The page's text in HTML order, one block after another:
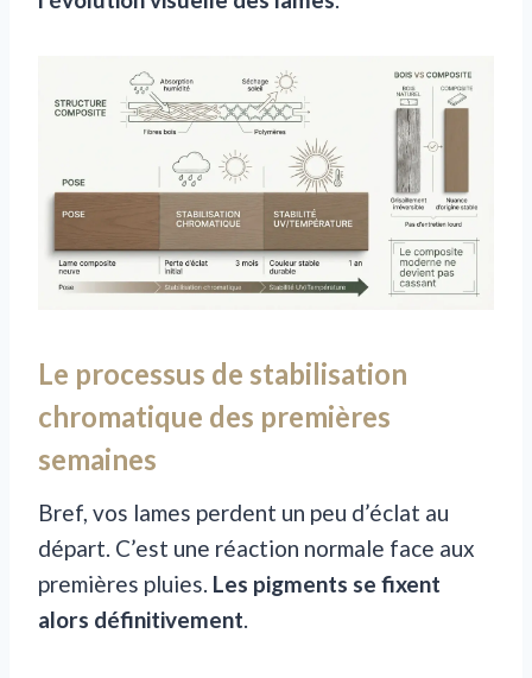
Le processus de stabilisation
chromatique des premières
semaines
Bref, vos lames perdent un peu d’éclat au
départ. C’est une réaction normale face aux
premières pluies. Les pigments se fixent
alors définitivement.